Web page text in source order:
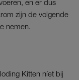
zijn de volgende
nemen.
Kitten níet bij